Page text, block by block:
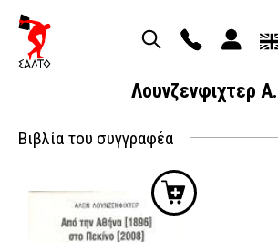
Λουνζενφιχτερ Α.
Βιβλία του συγγραφέα